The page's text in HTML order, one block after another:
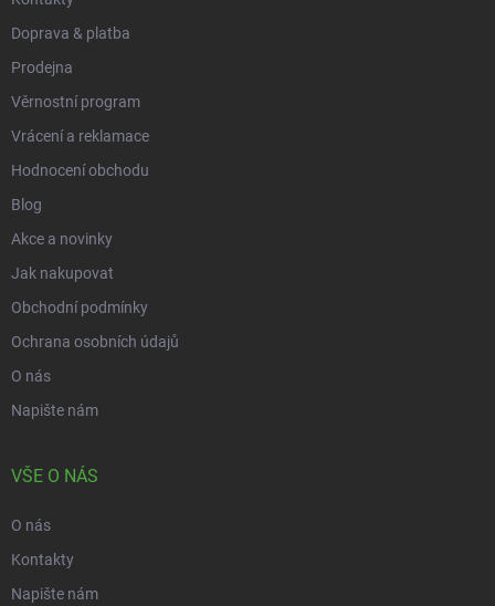
Doprava & platba
Prodejna
Věrnostní program
Vrácení a reklamace
Hodnocení obchodu
Blog
Akce a novinky
Jak nakupovat
Obchodní podmínky
Ochrana osobních údajů
O nás
Napište nám
VŠE O NÁS
O nás
Kontakty
Napište nám